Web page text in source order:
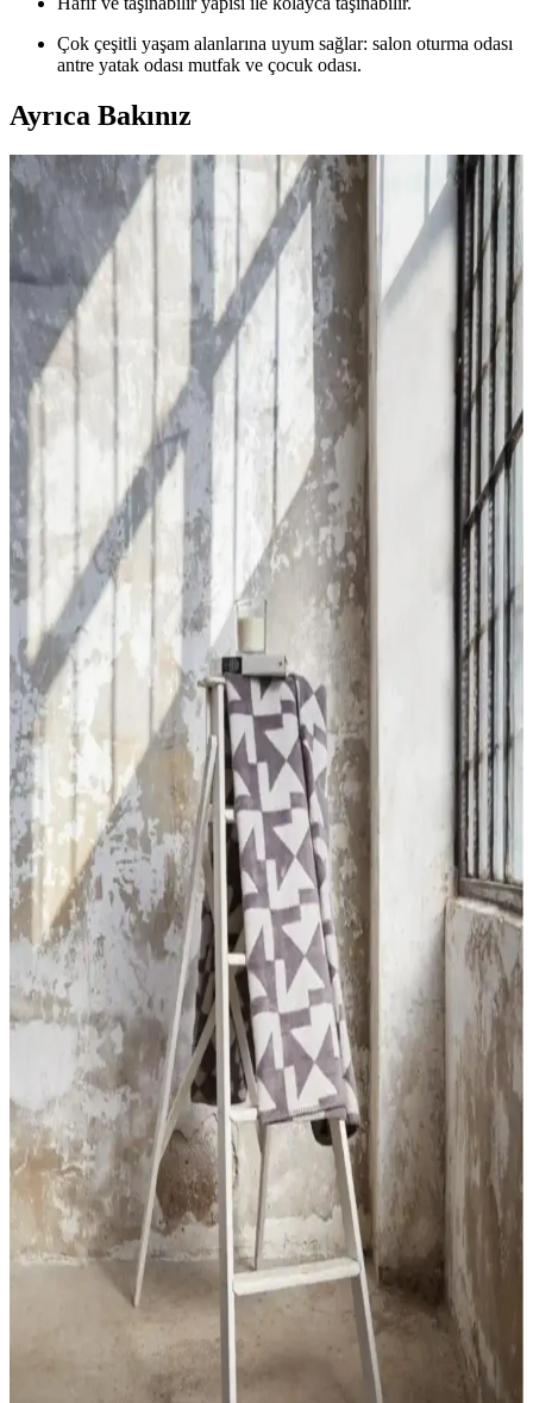
Çok çeşitli yaşam alanlarına uyum sağlar: salon oturma odası
antre yatak odası mutfak ve çocuk odası.
Ayrıca Bakınız
Peluş Halı Karşılaştırması: Saraz ve Valery Home
Ürünlerinin Özellikleri ve Kullanım Avantajları
İki farklı peluş halı modelini malzeme, boyut, renk ve kullanım
özellikleri açısından karşılaştırıyoruz. Konfor, güvenlik ve estetik
açısından önemli detaylar ve kullanıcı yorumlarıyla ürünlerin
avantajlarını keşfedin.
Venucci Quincey Bukleli Yumuşak Peluş Post Halı
Modern İç Mekan Dekorasyonu İçin
Venucci Quincey halı, yumuşak dokusu ve dayanıklı yapısıyla iç
mekanlara şıklık ve konfor katar. Kolay temizlenebilir özellikleriyle
pratik kullanım sağlar.
Zeynep Tekstil Penguen Nakışlı Kapşonlu Wellsoft
Peluş Bornoz İnceleme ve Kullanıcı Yorumları
Penguen nakışlı kapşonlu wellsoft bornoz, yüksek sıcak tutma
özelliği ve şık tasarımıyla evde rahatlık ve estetiği bir arada sunar.
Kaliteli malzeme ve kullanışlı tasarımıyla soğuk havalara ideal bir
tercih.
Madame Coco Peluş Halı: Yumuşak Dokusu ve
Dekorasyonda Estetik Çözümler
Madame Coco peluş halılar, yumuşak dokusu ve çeşitli renk
seçenekleriyle ev dekorasyonunda konfor ve estetik sunar. Uzun
ömürlü ve kolay temizlenebilir yapısıyla yaşam alanlarınıza sıcaklık
katar.
MaisonArt Comfy ve Semecca Lara Kapüşonlu
Bornoz Karşılaştırması
MaisonArt Comfy ve Semecca Lara bornozları, malzeme ve
kullanım özellikleriyle öne çıkıyor. Bu karşılaştırma, ürünlerin kalite,
emicilik ve dayanıklılık gibi yönlerini detaylandırarak doğru seçim
yapmanıza yardımcı olur.
Raschel Halı Balat ve Talia Home Kaymaz Banyo
Paspası Karşılaştırması
İki farklı banyo paspasını detaylı karşılaştırıyoruz. Raschel Halı
Balat ve Talia Home ürünleri, özellikleri ve kullanıcı yorumlarıyla
banyonuza uygun seçimi yapmanıza yardımcı oluyor.
Saraz Halı Tavşan Tüyü Post Peluş: Modern ve
Yumuşak Tasarımıyla Ev Dekorasyonuna Şıklık
Saraz Tavşan Tüyü Post Peluş halı, yüksek kaliteli, ultra yumuşak
dokusu ve leke tutmaz özelliğiyle ev dekorasyonunuza şıklık ve
konfor sağlar, kolay temizlenir ve farklı alanlarda kullanılabilir.